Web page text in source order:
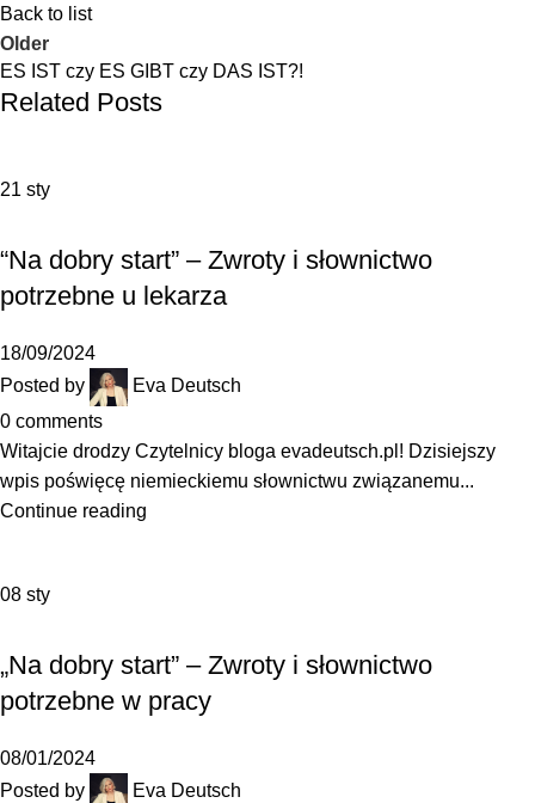
Back to list
Older
ES IST czy ES GIBT czy DAS IST?!
Related Posts
21 sty
“Na dobry start” – Zwroty i słownictwo
potrzebne u lekarza
18/09/2024
Posted by
Eva Deutsch
0 comments
Witajcie drodzy Czytelnicy bloga evadeutsch.pl! Dzisiejszy
wpis poświęcę niemieckiemu słownictwu związanemu...
Continue reading
08 sty
„Na dobry start” – Zwroty i słownictwo
potrzebne w pracy
08/01/2024
Posted by
Eva Deutsch